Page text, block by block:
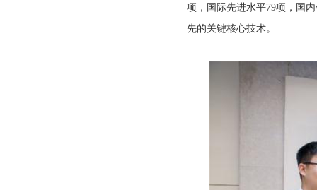
项，国际先进水平79项，国
先的关键核心技术。